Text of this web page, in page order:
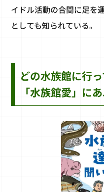
イドル活動の合間に足を
としても知られている。
どの水族館に行
「水族館愛」に